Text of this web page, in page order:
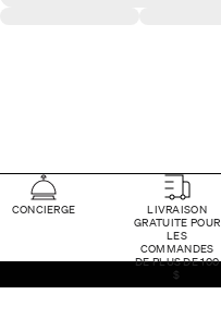
CONCIERGE
LIVRAISON
GRATUITE POUR
LES
COMMANDES
DE PLUS DE 100
$